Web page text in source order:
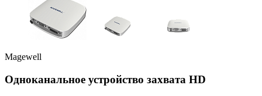
Magewell
Одноканальное устройство захвата HD